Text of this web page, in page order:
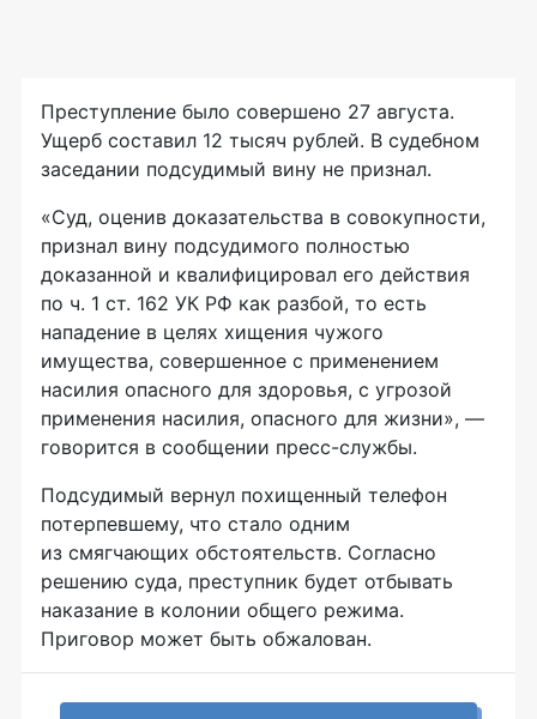
Преступление было совершено 27 августа.
Ущерб составил 12 тысяч рублей. В судебном
заседании подсудимый вину не признал.
«Суд, оценив доказательства в совокупности,
признал вину подсудимого полностью
доказанной и квалифицировал его действия
по ч. 1 ст. 162 УК РФ как разбой, то есть
нападение в целях хищения чужого
имущества, совершенное с применением
насилия опасного для здоровья, с угрозой
применения насилия, опасного для жизни», —
говорится в сообщении пресс-службы.
Подсудимый вернул похищенный телефон
потерпевшему, что стало одним
из смягчающих обстоятельств. Согласно
решению суда, преступник будет отбывать
наказание в колонии общего режима.
Приговор может быть обжалован.